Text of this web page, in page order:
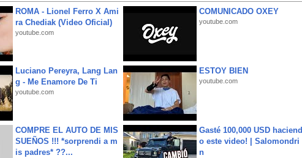
ROMA - Lionel Ferro X Ami
ra Chediak (Video Oficial)
youtube.com
COMUNICADO OXEY
youtube.com
Luciano Pereyra, Lang Lan
g - Me Enamore De Ti
youtube.com
ESTOY BIEN
youtube.com
COMPRE EL AUTO DE MIS
SUEÑOS !!! *sorprendi a m
is padres* ??...
Gasté 100,000 USD haciend
o este video! | Salomondri
n